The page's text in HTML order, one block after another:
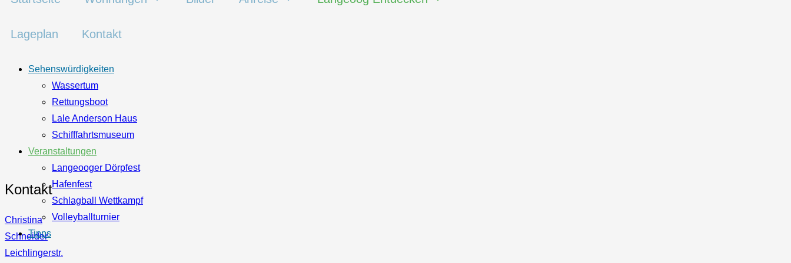
Lageplan Kontakt
Sehenswürdigkeiten
Wassertum
Rettungsboot
Lale Anderson Haus
Schifffahrtsmuseum
Veranstaltungen
Langeooger Dörpfest
Hafenfest
Schlagball Wettkampf
Volleyballturnier
Tipps
Kontakt
Christina
Schneider
Leichlingerstr.